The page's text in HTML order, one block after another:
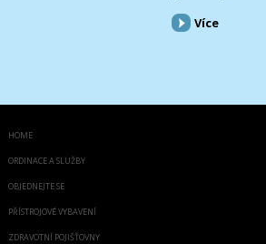
Více
HOME
ORDINACE A SLUŽBY
OBJEDNEJTE SE
PŘÍSTROJOVÉ VYBAVENÍ
ZDRAVOTNÍ POJIŠŤOVNY